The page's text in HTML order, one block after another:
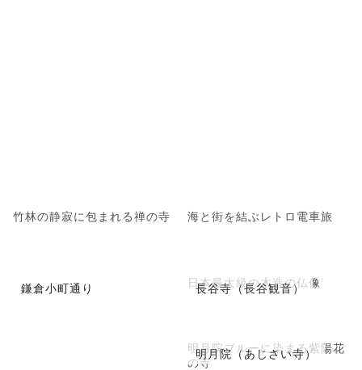
竹林の静寂に包まれる禅の寺 海と街を結ぶレトロ電車旅
鎌倉小町通り 長谷寺（長谷観音）
日本最大級の木造の仏像
明月院（あじさい寺）
明月院ブルーに染まる紫陽花
の寺